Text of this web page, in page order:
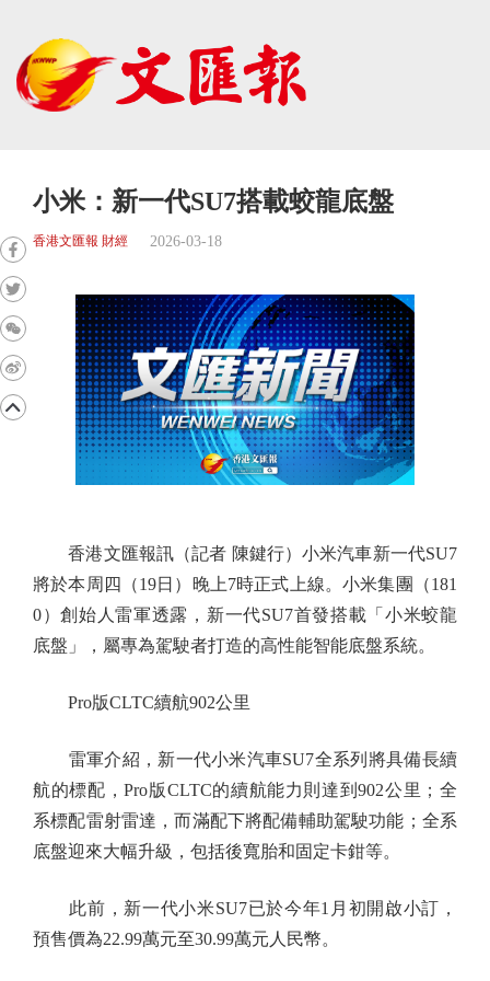
小米：新一代SU7搭載蛟龍底盤
香港文匯報 財經 2026-03-18
香港文匯報訊（記者 陳鍵行）小米汽車新一代SU7
將於本周四（19日）晚上7時正式上線。小米集團（181
0）創始人雷軍透露，新一代SU7首發搭載「小米蛟龍
底盤」，屬專為駕駛者打造的高性能智能底盤系統。
Pro版CLTC續航902公里
雷軍介紹，新一代小米汽車SU7全系列將具備長續
航的標配，Pro版CLTC的續航能力則達到902公里；全
系標配雷射雷達，而滿配下將配備輔助駕駛功能；全系
底盤迎來大幅升級，包括後寬胎和固定卡鉗等。
此前，新一代小米SU7已於今年1月初開啟小訂，
預售價為22.99萬元至30.99萬元人民幣。